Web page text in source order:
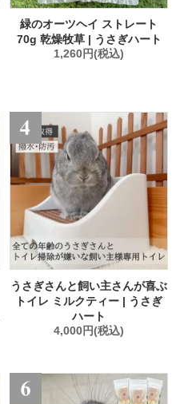
緑のオーツヘイ ストレート
70g 乾燥牧草 | うさぎハート
1,260円(税込)
うさぎさんと飼い主さんが喜ぶ
トイレ ミルクティー | うさぎ
ハート
4,000円(税込)